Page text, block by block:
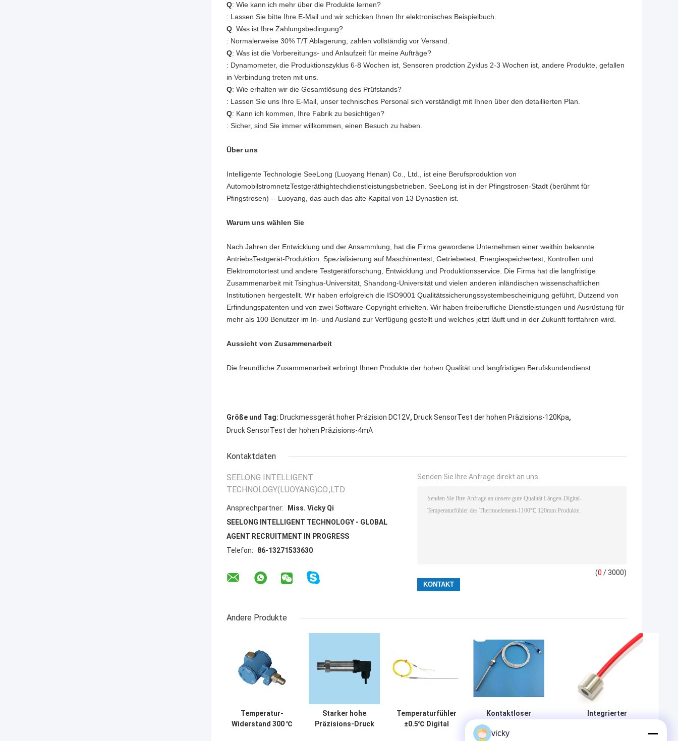
Q: Wie kann ich mehr über die Produkte lernen?
: Lassen Sie bitte Ihre E-Mail und wir schicken Ihnen Ihr elektronisches Beispielbuch.
Q: Was ist Ihre Zahlungsbedingung?
: Normalerweise 30% T/T Ablagerung, zahlen vollständig vor Versand.
Q: Was ist die Vorbereitungs- und Anlaufzeit für meine Aufträge?
: Dynamometer, die Produktionszyklus 6-8 Wochen ist, Sensoren prodction Zyklus 2-3 Wochen ist, andere Produkte, gefallen
in Verbindung treten mit uns.
Q: Wie erhalten wir die Gesamtlösung des Prüfstands?
: Lassen Sie uns Ihre E-Mail, unser technisches Personal sich verständigt mit Ihnen über den detaillierten Plan.
Q: Kann ich kommen, Ihre Fabrik zu besichtigen?
: Sicher, sind Sie immer willkommen, einen Besuch zu haben.
Über uns
Intelligente Technologie SeeLong (Luoyang Henan) Co., Ltd., ist eine Berufsproduktion von
AutomobilstromnetzTestgeräthightechdienstleistungsbetrieben. SeeLong ist in der Pfingstrosen-Stadt (berühmt für
Pfingstrosen) -- Luoyang, das auch das alte Kapital von 13 Dynastien ist.
Warum uns wählen Sie
Nach Jahren der Entwicklung und der Ansammlung, hat die Firma gewordene Unternehmen einer weithin bekannte
AntriebsTestgerät-Produktion. Spezialisierung auf Maschinentest, Getriebetest, Energiespeichertest, Kontrollen und
Elektromotortest und andere Testgerätforschung, Entwicklung und Produktionsservice. Die Firma hat die langfristige
Zusammenarbeit mit Tsinghua-Universität, Shandong-Universität und vielen anderen inländischen wissenschaftlichen
Institutionen hergestellt. Wir haben erfolgreich die ISO9001 Qualitätssicherungssystembescheinigung geführt, Dutzend von
Erfindungspatenten und von zwei Software-Copyright erhielten. Wir haben freiberufliche Dienstleistungen und Ausrüstung für
mehr als 100 Benutzer im In- und Ausland zur Verfügung gestellt und welches jetzt läuft und in der Zukunft fortfahren wird.
Aussicht von Zusammenarbeit
Die freundliche Zusammenarbeit erbringt Ihnen Produkte der hohen Qualität und langfristigen Berufskundendienst.
Größe und Tag: Druckmessgerät hoher Präzision DC12V, Druck SensorTest der hohen Präzisions-120Kpa,
Druck SensorTest der hohen Präzisions-4mA
Kontaktdaten
SEELONG INTELLIGENT
TECHNOLOGY(LUOYANG)CO.,LTD
Ansprechpartner:
Miss. Vicky Qi
SEELONG INTELLIGENT TECHNOLOGY - GLOBAL
AGENT RECRUITMENT IN PROGRESS
Telefon:
86-13271533630
Senden Sie Ihre Anfrage direkt an uns
(0 / 3000)
Andere Produkte
Temperatur-
Widerstand 300 ℃
Starker hohe
Präzisions-Druck
Temperaturfühler
±0.5℃ Digital
Kontaktloser
Temperaturfühler
Integrierter
vicky